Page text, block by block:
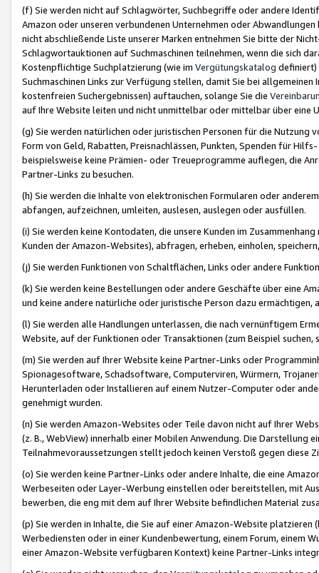
(f) Sie werden nicht auf Schlagwörter, Suchbegriffe oder andere
Amazon oder unseren verbundenen Unternehmen oder
nicht abschließende Liste unserer Marken entnehmen Sie bitte der
Schlagwortauktionen auf Suchmaschinen teilnehmen, wenn die sich
Kostenpflichtige Suchplatzierung (wie im Vergütungskatalog definiert)
Suchmaschinen Links zur Verfügung stellen, damit Sie bei
kostenfreien Suchergebnissen) auftauchen, solange Sie die
auf Ihre Website leiten und nicht unmittelbar oder mittelbar über eine
(g) Sie werden natürlichen oder juristischen Personen für die Nutzung
Form von Geld, Rabatten, Preisnachlässen, Punkten, Spenden für
beispielsweise keine Prämien- oder Treueprogramme auflegen, die
Partner-Links zu besuchen.
(h) Sie werden die Inhalte von elektronischen Formularen oder
abfangen, aufzeichnen, umleiten, auslesen, auslegen oder ausfüllen.
(i) Sie werden keine Kontodaten, die unsere Kunden im
Kunden der Amazon-Websites), abfragen, erheben, einholen,
(j) Sie werden Funktionen von Schaltflächen, Links oder andere
(k) Sie werden keine Bestellungen oder andere Geschäfte über eine
und keine andere natürliche oder juristische Person dazu
(l) Sie werden alle Handlungen unterlassen, die nach vernünftigem
Website, auf der Funktionen oder Transaktionen (zum Beispiel
(m) Sie werden auf Ihrer Website keine Partner-Links oder
Spionagesoftware, Schadsoftware, Computerviren, Würmern,
Herunterladen oder Installieren auf einem Nutzer-Computer oder
genehmigt wurden.
(n) Sie werden Amazon-Websites oder Teile davon nicht auf Ihrer
(z. B., WebView) innerhalb einer Mobilen Anwendung. Die Darstellung
Teilnahmevoraussetzungen stellt jedoch keinen Verstoß gegen diese
(o) Sie werden keine Partner-Links oder andere Inhalte, die eine
Werbeseiten oder Layer-Werbung einstellen oder bereitstellen, mit
bewerben, die eng mit dem auf Ihrer Website befindlichen Material
(p) Sie werden in Inhalte, die Sie auf einer Amazon-Website
Werbediensten oder in einer Kundenbewertung, einem Forum, einem
einer Amazon-Website verfügbaren Kontext) keine Partner-Links